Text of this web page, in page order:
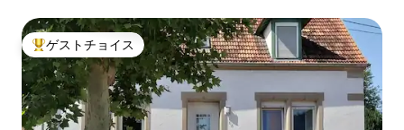
大好評のゲストチョイスです。
ゲストチョイス